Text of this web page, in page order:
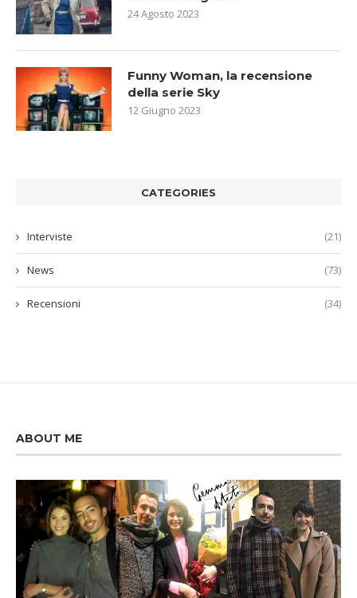
24 Agosto 2023
Funny Woman, la recensione
della serie Sky
12 Giugno 2023
CATEGORIES
Interviste (21)
News (73)
Recensioni (34)
ABOUT ME